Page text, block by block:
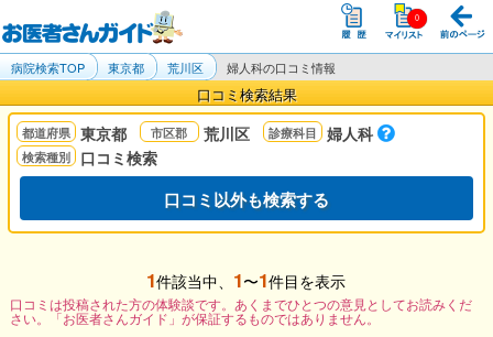
病院検索TOP 東京都 荒川区 婦人科の口コミ情報
口コミ検索結果
東京都 荒川区
婦人科
口コミ検索
口コミ以外も検索する
1件該当中、 1〜1件目を表示
口コミは投稿された方の体験談です。あくまでひとつの意見としてお読みくだ
さい。「お医者さんガイド」が保証するものではありません。